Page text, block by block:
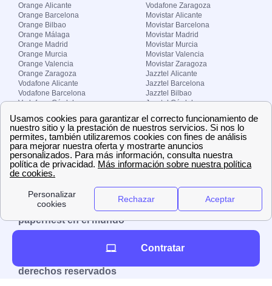
Orange Alicante
Orange Barcelona
Orange Bilbao
Orange Málaga
Orange Madrid
Orange Murcia
Orange Valencia
Orange Zaragoza
Vodafone Alicante
Vodafone Barcelona
Vodafone Córdoba
Vodafone Madrid
Vodafone Murcia
Vodafone Valencia
Vodafone Zaragoza
Movistar Alicante
Movistar Barcelona
Movistar Madrid
Movistar Murcia
Movistar Valencia
Movistar Zaragoza
Jazztel Alicante
Jazztel Barcelona
Jazztel Bilbao
Jazztel Córdoba
Jazztel Málaga
Jazztel Valencia
Jazztel Zaragoza
Sobre Zona-internet.com
¿Quiénes somos?
El grupo papernest
Aviso legal Nuestras ofertas de trabajo
papernest en el mundo
Reino Unido
derechos reservados
Contratar